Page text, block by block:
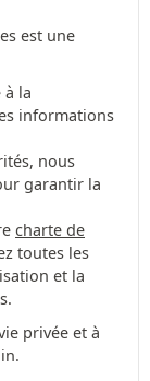
est une
la
informations
nous
garantir la
charte de
toutes les
et la
privée et à